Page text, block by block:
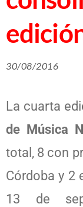
30/08/2016
La cuarta
de Música
total, 8 con
Córdoba y 2
13 de